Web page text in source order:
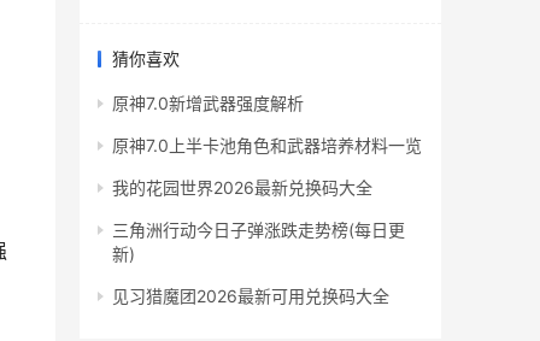
猜你喜欢
原神7.0新增武器强度解析
原神7.0上半卡池角色和武器培养材料一览
我的花园世界2026最新兑换码大全
三角洲行动今日子弹涨跌走势榜(每日更
新)
见习猎魔团2026最新可用兑换码大全